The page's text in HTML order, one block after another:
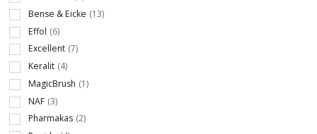
Bense & Eicke (13)
Effol (6)
Excellent (7)
Keralit (4)
MagicBrush (1)
NAF (3)
Pharmakas (2)